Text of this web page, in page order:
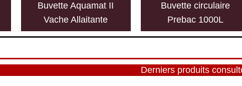
Buvette Aquamat II
Vache Allaitante
Buvette circulaire
Prebac 1000L
Derniers produits